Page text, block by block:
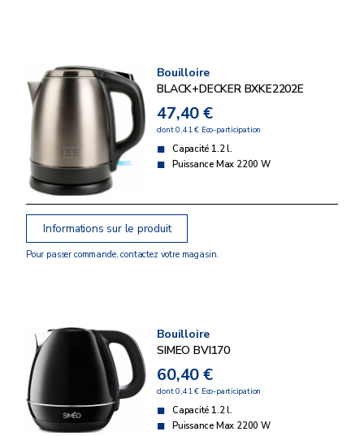
Bouilloire
BLACK+DECKER BXKE2202E
47,40 €
dont 0,41 € Eco-participation
Capacité 1.2 l.
Puissance Max 2200 W
Informations sur le produit
Pour passer commande, contactez votre magasin.
Bouilloire
SIMEO BVI170
60,40 €
dont 0,41 € Eco-participation
Capacité 1.2 l.
Puissance Max 2200 W